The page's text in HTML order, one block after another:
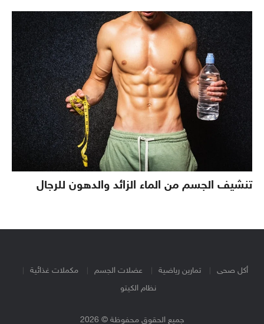
تنشيف الجسم من الماء الزائد والدهون للرجال
أكل صحى تمارين رياضية عضلات الجسم
مكملات غذائية
نظام الكيتو
جميع الحقوق محفوظة © 2026